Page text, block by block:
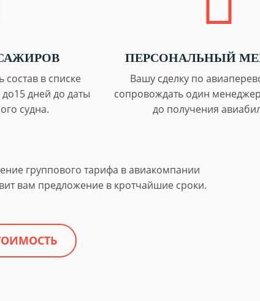
в списке
дней до даты
судна.
ПЕРСОНАЛЬНЫЙ
Вашу сделку по
сопровождать один
до получения
группового тарифа в авиакомпании
вам предложение в кротчайшие сроки.